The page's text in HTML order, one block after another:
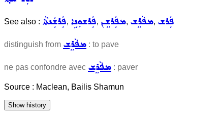
See also : ܦܲܪܫܲܢܬܵܐ, ܦܲܪܫܘܼܢܹܐ, ܡܦܲܪܫܸܢ, ܡܦܵܪܸܫ, ܦܲܪܫ
distinguish from ܡܦܵܪܸܫ : to pave
ne pas confondre avec ܡܦܵܪܸܫ : paver
Source : Maclean, Bailis Shamun